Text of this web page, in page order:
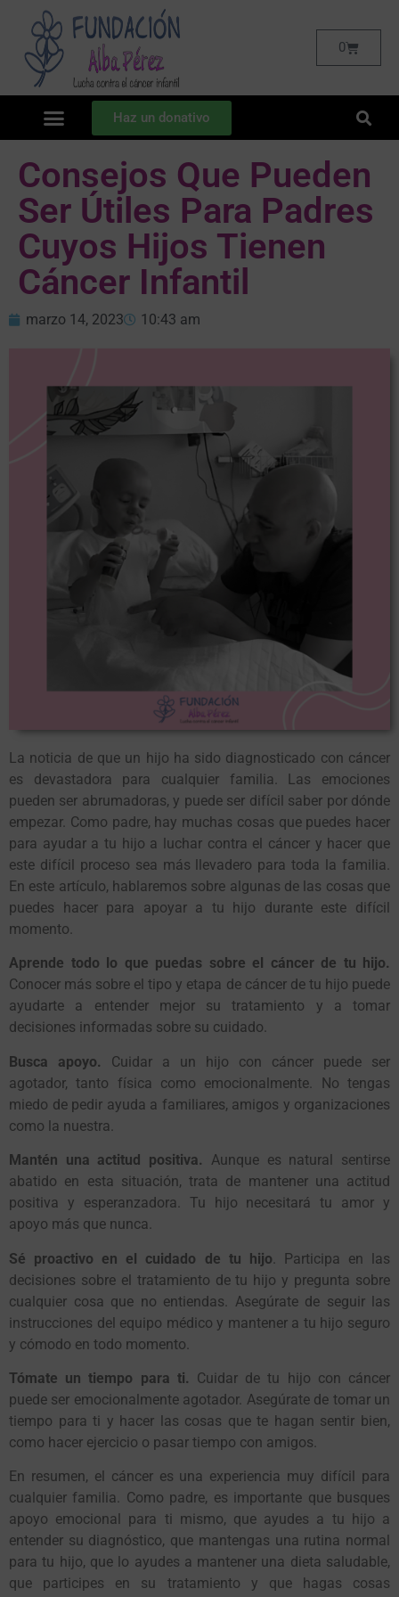
0
Haz un donativo
Consejos Que Pueden
Ser Útiles Para Padres
Cuyos Hijos Tienen
Cáncer Infantil
marzo 14, 2023 10:43 am
La noticia de que un hijo ha sido diagnosticado con cáncer
es devastadora para cualquier familia. Las emociones
pueden ser abrumadoras, y puede ser difícil saber por dónde
empezar. Como padre, hay muchas cosas que puedes hacer
para ayudar a tu hijo a luchar contra el cáncer y hacer que
este difícil proceso sea más llevadero para toda la familia.
En este artículo, hablaremos sobre algunas de las cosas que
puedes hacer para apoyar a tu hijo durante este difícil
momento.
Aprende todo lo que puedas sobre el cáncer de tu hijo.
Conocer más sobre el tipo y etapa de cáncer de tu hijo puede
ayudarte a entender mejor su tratamiento y a tomar
decisiones informadas sobre su cuidado.
Busca apoyo.
Cuidar a un hijo con cáncer puede ser
agotador, tanto física como emocionalmente. No tengas
miedo de pedir ayuda a familiares, amigos y organizaciones
como la nuestra.
Mantén una actitud positiva. Aunque es natural sentirse
abatido en esta situación, trata de mantener una actitud
positiva y esperanzadora. Tu hijo necesitará tu amor y
apoyo más que nunca.
Sé proactivo en el cuidado de tu hijo . Participa en las
decisiones sobre el tratamiento de tu hijo y pregunta sobre
cualquier cosa que no entiendas. Asegúrate de seguir las
instrucciones del equipo médico y mantener a tu hijo seguro
y cómodo en todo momento.
Tómate un tiempo para ti. Cuidar de tu hijo con cáncer
puede ser emocionalmente agotador. Asegúrate de tomar un
tiempo para ti y hacer las cosas que te hagan sentir bien,
como hacer ejercicio o pasar tiempo con amigos.
En resumen, el cáncer es una experiencia muy difícil para
cualquier familia. Como padre, es importante que busques
apoyo emocional para ti mismo, que ayudes a tu hijo a
entender su diagnóstico, que mantengas una rutina normal
para tu hijo, que lo ayudes a mantener una dieta saludable,
que participes en su tratamiento y que hagas cosas